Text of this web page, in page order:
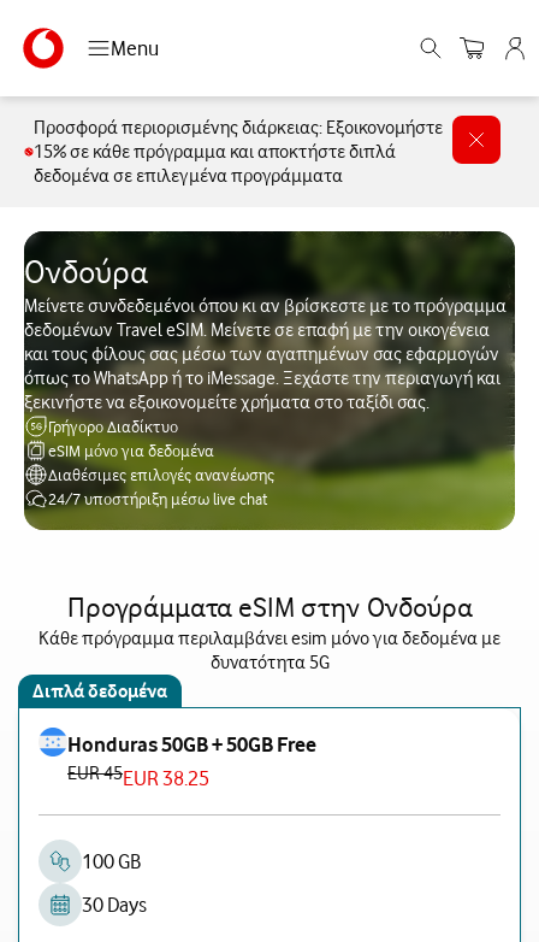
Menu
Προσφορά περιορισμένης διάρκειας: Εξοικονομήστε
15% σε κάθε πρόγραμμα και αποκτήστε διπλά
δεδομένα σε επιλεγμένα προγράμματα
Ονδούρα
Μείνετε συνδεδεμένοι όπου κι αν βρίσκεστε με το πρόγραμμα
δεδομένων Travel eSIM. Μείνετε σε επαφή με την οικογένεια
και τους φίλους σας μέσω των αγαπημένων σας εφαρμογών
όπως το WhatsApp ή το iMessage. Ξεχάστε την περιαγωγή και
ξεκινήστε να εξοικονομείτε χρήματα στο ταξίδι σας.
Γρήγορο Διαδίκτυο
eSIM μόνο για δεδομένα
Διαθέσιμες επιλογές ανανέωσης
24/7 υποστήριξη μέσω live chat
Προγράμματα eSIM στην Ονδούρα
Κάθε πρόγραμμα περιλαμβάνει esim μόνο για δεδομένα με
δυνατότητα 5G
Διπλά δεδομένα
Honduras 50GB + 50GB Free
EUR 45EUR 38.25
100 GB
30 Days